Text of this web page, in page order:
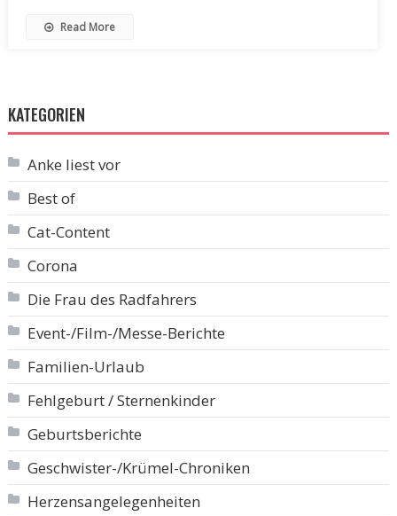
Read More
KATEGORIEN
Anke liest vor
Best of
Cat-Content
Corona
Die Frau des Radfahrers
Event-/Film-/Messe-Berichte
Familien-Urlaub
Fehlgeburt / Sternenkinder
Geburtsberichte
Geschwister-/Krümel-Chroniken
Herzensangelegenheiten